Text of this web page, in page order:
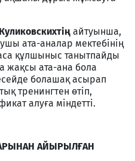
айтуынша,
ата-аналар мектебінің
құлшыныс танытпайды
жақсы ата-ана бола
болашақ асырап
тренингтен өтіп,
алуға міндетті.
АЙЫРЫЛҒАН